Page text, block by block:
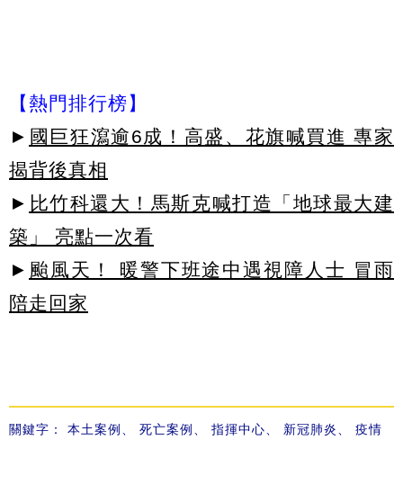
【熱門排行榜】
► 國巨狂瀉逾6成！高盛、花旗喊買進 專家
揭背後真相
► 比竹科還大！馬斯克喊打造「地球最大建
築」 亮點一次看
► 颱風天！ 暖警下班途中遇視障人士 冒雨
陪走回家
關鍵字： 本土案例 、 死亡案例 、 指揮中心、 新冠肺炎、 疫情